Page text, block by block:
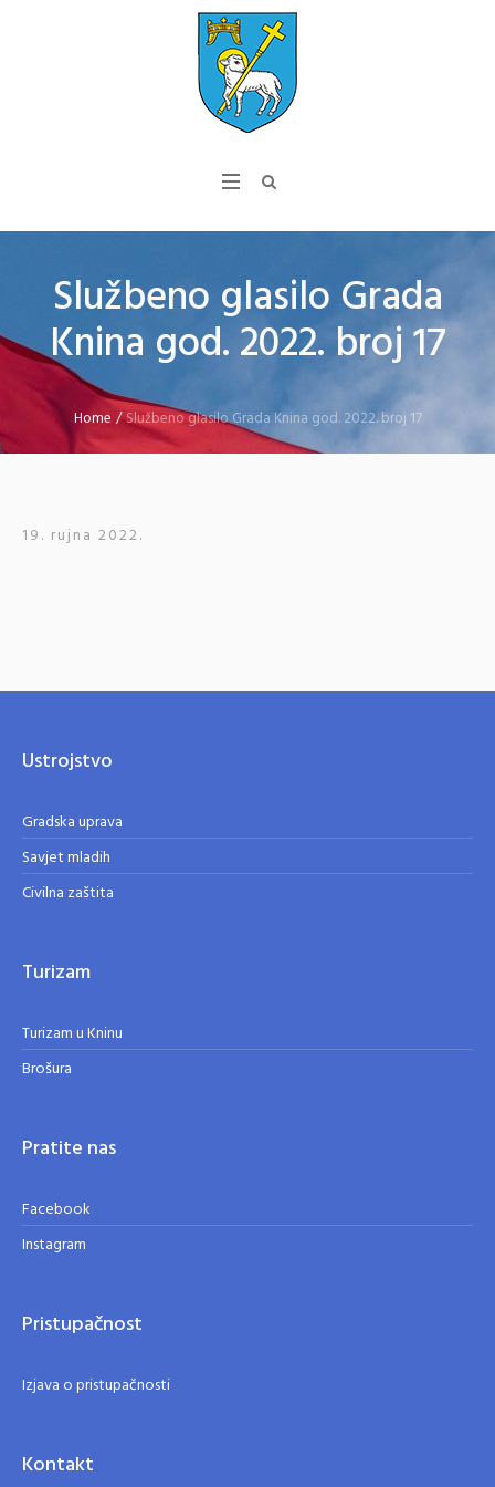
Službeno glasilo Grada
Knina god. 2022. broj 17
Home /Službeno glasilo Grada Knina god. 2022. broj 17
19. rujna 2022.
Ustrojstvo
Gradska uprava
Savjet mladih
Civilna zaštita
Turizam
Turizam u Kninu
Brošura
Pratite nas
Facebook
Instagram
Pristupačnost
Izjava o pristupačnosti
Kontakt